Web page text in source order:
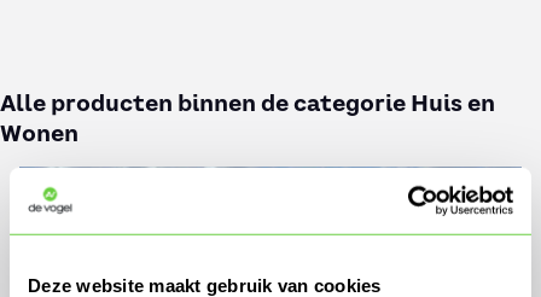
Deze website maakt gebruik van cookies
Alle producten binnen de categorie Huis en
Wonen